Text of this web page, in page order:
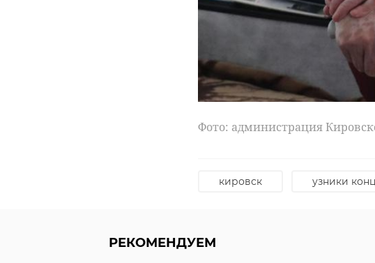
Фото: администрация
кировск узники
РЕКОМЕНДУЕМ